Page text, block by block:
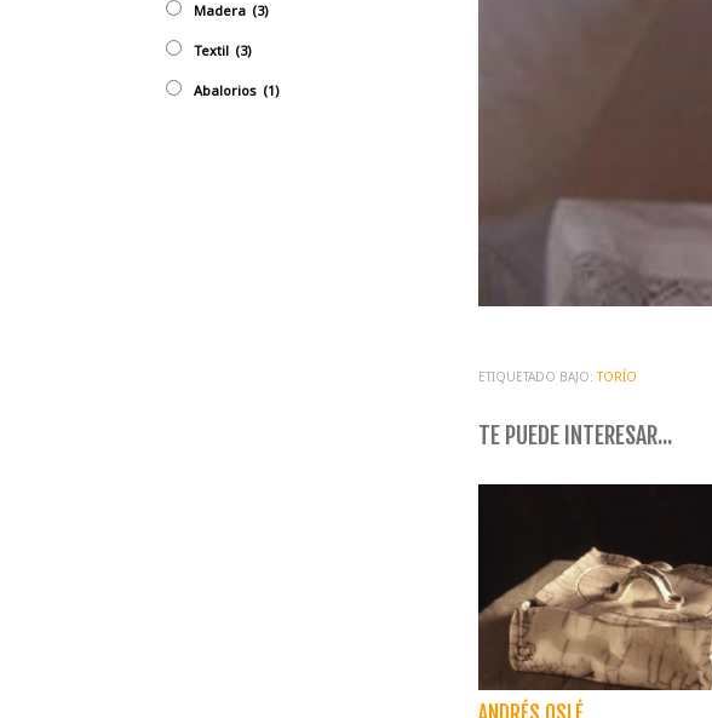
ETIQUETADO BAJO: TORÍO
TE PUEDE INTERESAR...
Madera (3)
Textil (3)
Abalorios (1)